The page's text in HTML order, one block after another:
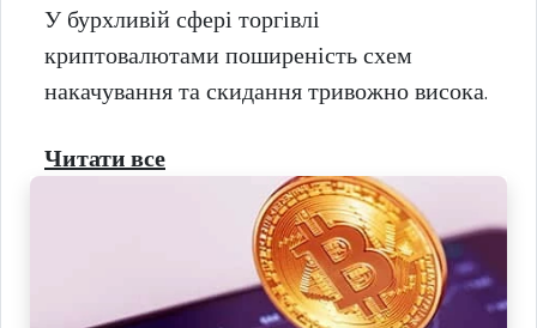
У бурхливій сфері торгівлі
криптовалютами поширеність схем
накачування та скидання тривожно висока.
Читати все